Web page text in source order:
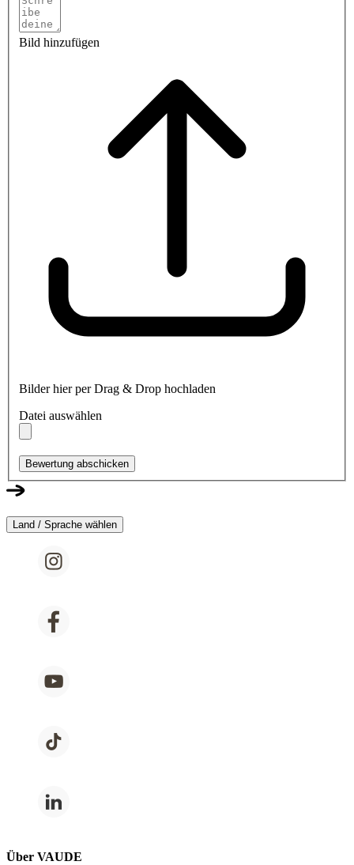
Bild hinzufügen
Bilder hier per Drag & Drop hochladen
Datei auswählen
Bewertung abschicken
Land / Sprache wählen
Über VAUDE